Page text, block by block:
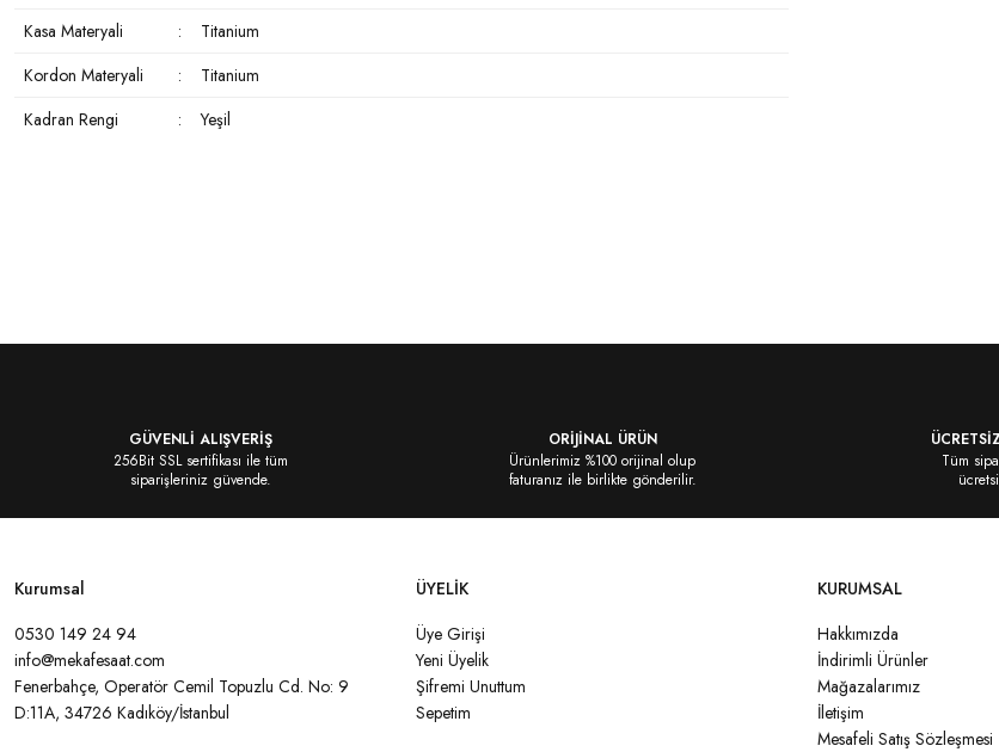
Kasa Materyali
:
Titanium
Kordon Materyali
:
Titanium
Kadran Rengi
: Yeşil
Ürün resmi kalitesiz, bozuk veya görüntülenemiyor.
Ürün fiyatı diğer sitelerden daha pahalı.
Bu ürüne benzer farklı alternatifler olmalı.
Gönder
GÜVENLİ ALIŞVERİŞ
256Bit SSL sertifikası ile tüm
siparişleriniz güvende.
ORİJİNAL ÜRÜN
Ürünlerimiz %100 orijinal olup
faturanız ile birlikte gönderilir.
Tüm
Kurumsal
0530 149 24 94
info@mekafesaat.com
Fenerbahçe, Operatör Cemil Topuzlu Cd. No: 9
D:11A, 34726 Kadıköy/İstanbul
ÜYELİK
Üye Girişi
Yeni Üyelik
Şifremi Unuttum
Sepetim
KURUMSAL
Hakkımızda
İndirimli Ürünler
Mağazalarımız
İletişim
Mesafeli Satış Sözleşmesi